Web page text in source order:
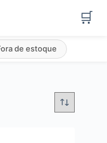
🛒
de estoque